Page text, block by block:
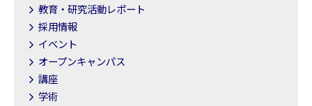
教育・研究活動レポート
採用情報
イベント
オープンキャンパス
講座
学術